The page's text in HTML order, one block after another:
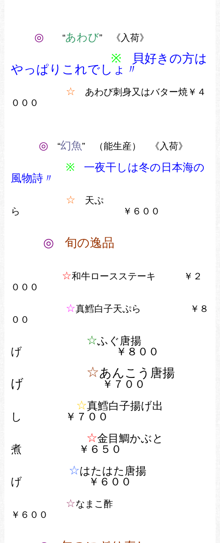
◎ “あわび” 《入荷》
※ 貝好きの方は
やっぱりこれでしょ〃
☆ あわび刺身又はバター焼￥４
０００
◎ “幻魚” （能生産） 《入荷》
※
一夜干しは冬の日本海の
風物詩〃
☆ 天ぷ
ら ￥６００
◎ 旬の逸品
☆和牛ロースステーキ ￥２
０００
☆真鱈白子天ぷら ￥８
００
☆ふぐ唐揚
げ
￥８０ ０
☆あんこう唐揚
げ ￥７００
☆真鱈白子揚げ出
し
￥７００
☆金目鯛かぶと
煮
￥６５０
☆はたはた唐揚
げ
￥６００
☆なまこ酢
￥６００